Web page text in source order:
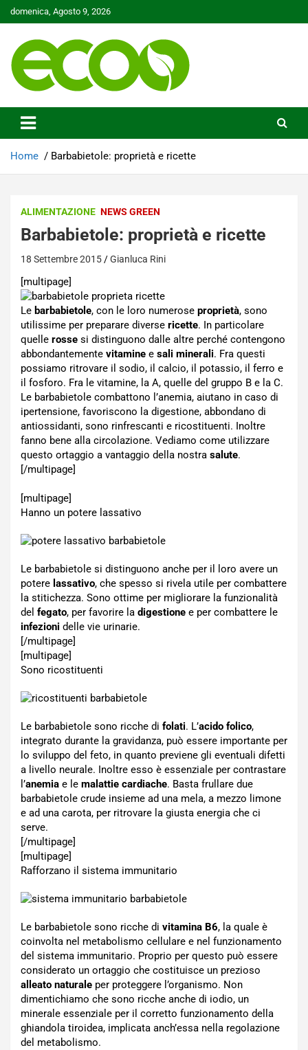
Skip
to
domenica, Agosto 9, 2026
Ecoo.it
Home Barbabietole: proprietà e ricette
ALIMENTAZIONE NEWS GREEN
Barbabietole: proprietà e ricette
18 Settembre 2015 Gianluca Rini
[multipage]
Le barbabietole, con le loro numerose proprietà, sono
utilissime per preparare diverse ricette. In particolare
quelle rosse si distinguono dalle altre perché contengono
abbondantemente vitamine e sali minerali. Fra questi
possiamo ritrovare il sodio, il calcio, il potassio, il ferro e
il fosforo. Fra le vitamine, la A, quelle del gruppo B e la C.
Le barbabietole combattono l’anemia, aiutano in caso di
ipertensione, favoriscono la digestione, abbondano di
antiossidanti, sono rinfrescanti e ricostituenti. Inoltre
fanno bene alla circolazione. Vediamo come utilizzare
questo ortaggio a vantaggio della nostra salute.
[/multipage]
[multipage]
Hanno un potere lassativo
Le barbabietole si distinguono anche per il loro avere un
potere lassativo, che spesso si rivela utile per combattere
la stitichezza. Sono ottime per migliorare la funzionalità
del fegato, per favorire la digestione e per combattere le
infezioni delle vie urinarie.
[/multipage]
[multipage]
Sono ricostituenti
Le barbabietole sono ricche di folati. L’acido folico,
integrato durante la gravidanza, può essere importante per
lo sviluppo del feto, in quanto previene gli eventuali difetti
a livello neurale. Inoltre esso è essenziale per contrastare
l’anemia e le malattie cardiache. Basta frullare due
barbabietole crude insieme ad una mela, a mezzo limone
e ad una carota, per ritrovare la giusta energia che ci
serve.
[/multipage]
[multipage]
Rafforzano il sistema immunitario
Le barbabietole sono ricche di vitamina B6, la quale è
coinvolta nel metabolismo cellulare e nel funzionamento
del sistema immunitario. Proprio per questo può essere
considerato un ortaggio che costituisce un prezioso
alleato naturale per proteggere l’organismo. Non
dimentichiamo che sono ricche anche di iodio, un
minerale essenziale per il corretto funzionamento della
ghiandola tiroidea, implicata anch’essa nella regolazione
del metabolismo.